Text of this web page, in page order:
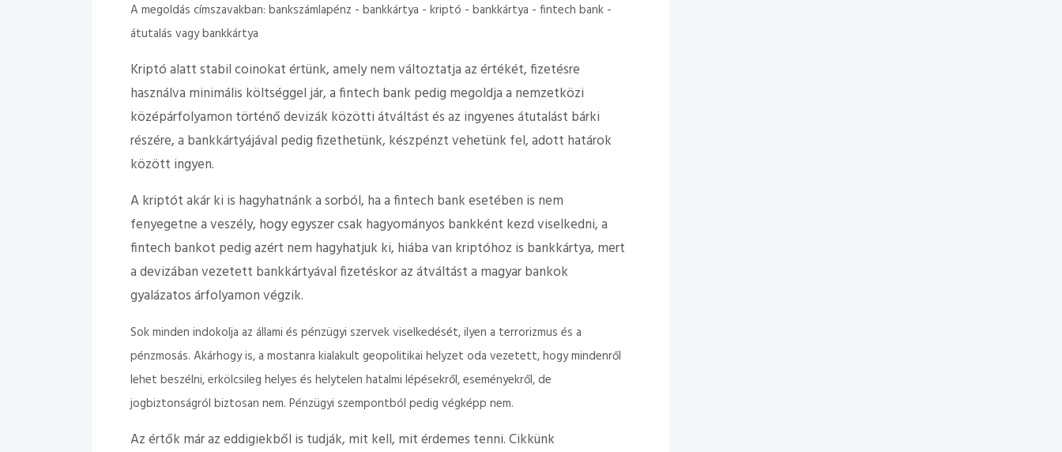
A megoldás címszavakban: bankszámlapénz - bankkártya - kriptó - bankkártya - fintech bank -
átutalás vagy bankkártya
Kriptó alatt stabil coinokat értünk, amely nem változtatja az értékét, fizetésre
használva minimális költséggel jár, a fintech bank pedig megoldja a nemzetközi
középárfolyamon történő devizák közötti átváltást és az ingyenes átutalást bárki
részére, a bankkártyájával pedig fizethetünk, készpénzt vehetünk fel, adott határok
között ingyen.
A kriptót akár ki is hagyhatnánk a sorból, ha a fintech bank esetében is nem
fenyegetne a veszély, hogy egyszer csak hagyományos bankként kezd viselkedni, a
fintech bankot pedig azért nem hagyhatjuk ki, hiába van kriptóhoz is bankkártya, mert
a devizában vezetett bankkártyával fizetéskor az átváltást a magyar bankok
gyalázatos árfolyamon végzik.
Sok minden indokolja az állami és pénzügyi szervek viselkedését, ilyen a terrorizmus és a
pénzmosás. Akárhogy is, a mostanra kialakult geopolitikai helyzet oda vezetett, hogy mindenről
lehet beszélni, erkölcsileg helyes és helytelen hatalmi lépésekről, eseményekről, de
jogbiztonságról biztosan nem. Pénzügyi szempontból pedig végképp nem.
Az értők már az eddigiekből is tudják, mit kell, mit érdemes tenni. Cikkünk